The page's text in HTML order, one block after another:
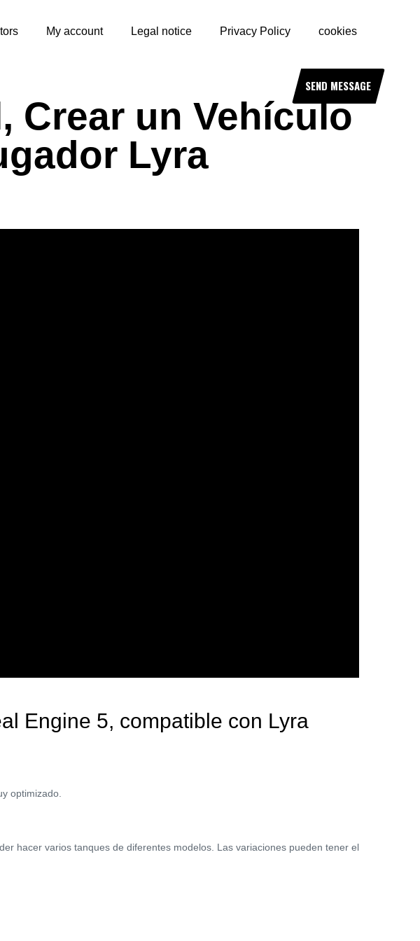
My account Legal notice Privacy Policy cookies
SEND MESSAGE
Crear un Vehículo
Lyra
Engine 5, compatible con Lyra
optimizado.
hacer varios tanques de diferentes modelos. Las variaciones pueden tener el